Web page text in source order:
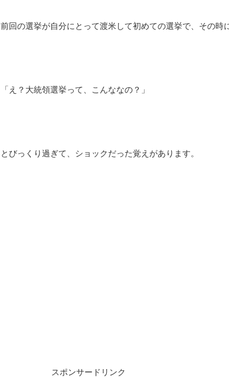
前回の選挙が自分にとって渡米して初めての選挙で、その時
「え？大統領選挙って、こんななの？」
とびっくり過ぎて、ショックだった覚えがあります。
スポンサードリンク